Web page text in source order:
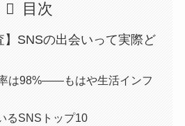
目次
】SNSの出会いって実際ど
は98%——もはや生活インフ
るSNSトップ10